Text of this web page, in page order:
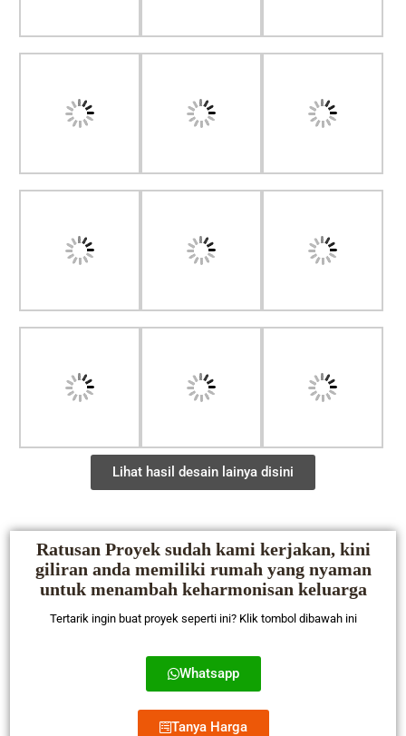
Lihat hasil desain lainya disini
Ratusan Proyek sudah kami kerjakan, kini
giliran anda memiliki rumah yang nyaman
untuk menambah keharmonisan keluarga
Tertarik ingin buat proyek seperti ini? Klik tombol dibawah ini
Whatsapp
Tanya Harga